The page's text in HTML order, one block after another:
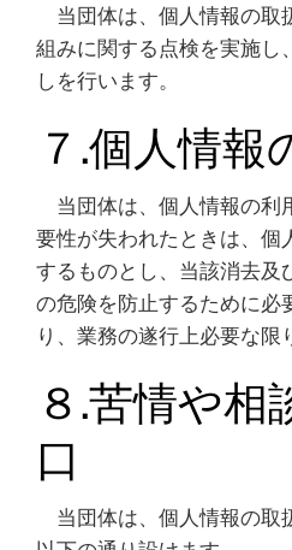
当団体は、個人情報の取
組みに関する点検を実施し
しを行います。
７.個人情報
当団体は、個人情報の利
要性が失われたときは、個
するものとし、当該消去及
の危険を防止するために必
り、業務の遂行上必要な限
８.苦情や相
口
当団体は、個人情報の取